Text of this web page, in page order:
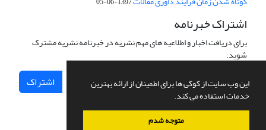
این وب سایت از کوکی ها برای اطمینان از ارائه بهترین
خدمات استفاده می کند.
متوجه شدم
اشتراک خبرنامه
برای دریافت اخبار و اطلاعیه های مهم نشریه در خبرنامه نشریه مشترک
شوید.
اشتراک